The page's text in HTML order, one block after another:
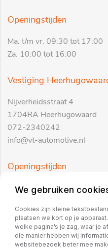
Openingstijden
Ma. t/m vr. 09:30 tot 17:00
Za. 10:00 tot 16:00
Vestiging
Nijverheidsstraat 4
1704RA Heerhugowaard
072-2340242
info@vt-automotive.nl
Openingstijden
Ma. t/m vr. 09:30 tot 17:00
Copyright 2026
We gebruiken
Cookies zijn kleine
plaatsen we kort op je
welke pagina’s je zag, waar je
die manier hebben wij
websitebezoek beter mee